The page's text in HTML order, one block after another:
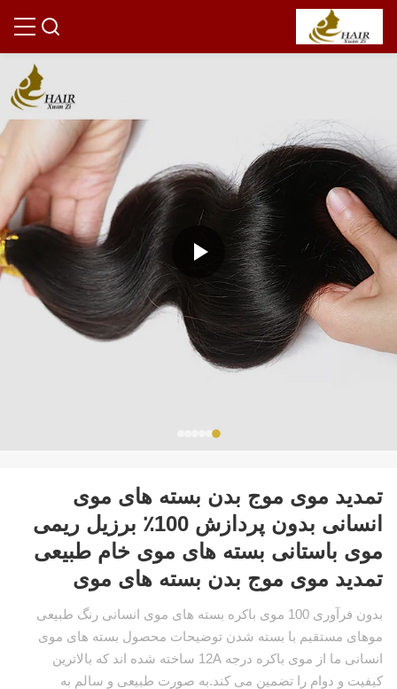
تمدید موی موج بدن بسته های موی
انسانی بدون پردازش 100٪ برزیل ریمی
موی باستانی بسته های موی خام طبیعی
تمدید موی موج بدن بسته های موی
بدون فرآوری 100 موی باکره بسته های موی انسانی رنگ طبیعی
موهای مستقیم با بسته شدن توضیحات محصول بسته های موی
انسانی ما از موی باکره درجه 12A ساخته شده اند که بالاترین
کیفیت و دوام را تضمین می کند.به صورت طبیعی و سالم به